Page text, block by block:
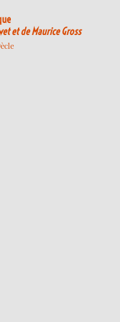
et de Maurice Gross